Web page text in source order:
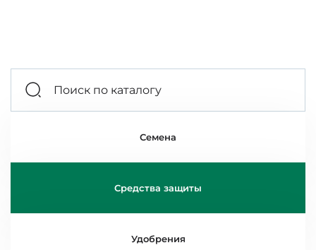
Семена
Средства защиты
Удобрения